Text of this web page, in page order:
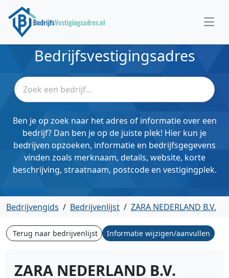
Bedrijfsvestigingsadres
Ben je op zoek naar het adres of informatie over een
bedrijf? Dan ben je op de juiste plek! Hier kun je
bedrijven opzoeken, informatie en bedrijfsgegevens
vinden zoals merknaam, details, website, korte
beschrijving, straatnaam, postcode en vestigingplek.
Bedrijvengids / Bedrijvenlijst / ZARA NEDERLAND B.V.
Terug naar bedrijvenlijst Informatie wijzigen/aanvullen
ZARA NEDERLAND B.V.